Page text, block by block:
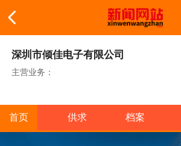
深圳市倾佳电子有限公司
主营业务：
首页 供求 档案